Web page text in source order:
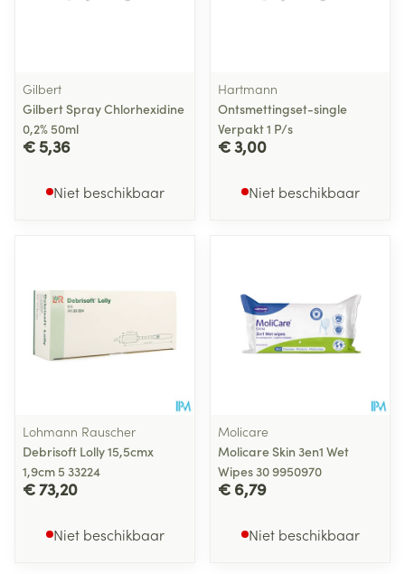
Gilbert
Gilbert Spray Chlorhexidine
0,2% 50ml
€ 5,36
Niet beschikbaar
Hartmann
Ontsmettingset-single
Verpakt 1 P/s
€ 3,00
Niet beschikbaar
Lohmann Rauscher
Debrisoft Lolly 15,5cmx
1,9cm 5 33224
€ 73,20
Niet beschikbaar
Molicare
Molicare Skin 3en1 Wet
Wipes 30 9950970
€ 6,79
Niet beschikbaar